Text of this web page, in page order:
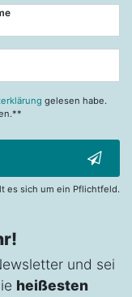
gelesen habe.
es sich um ein Pflichtfeld.
und sei
heißesten